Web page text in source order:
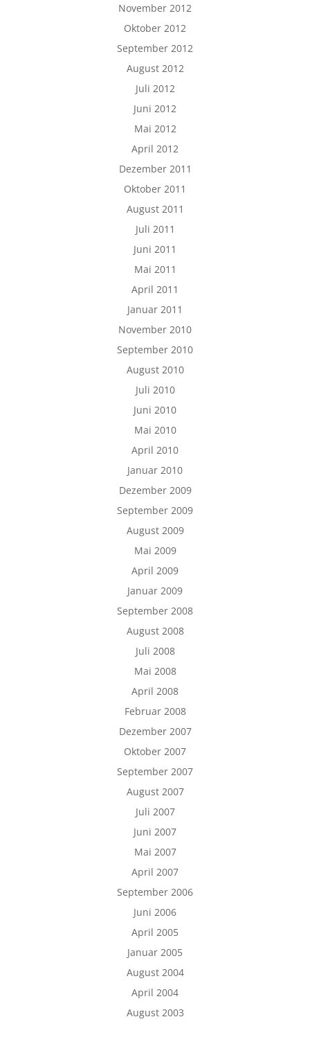
November 2012
Oktober 2012
September 2012
August 2012
Juli 2012
Juni 2012
Mai 2012
April 2012
Dezember 2011
Oktober 2011
August 2011
Juli 2011
Juni 2011
Mai 2011
April 2011
Januar 2011
November 2010
September 2010
August 2010
Juli 2010
Juni 2010
Mai 2010
April 2010
Januar 2010
Dezember 2009
September 2009
August 2009
Mai 2009
April 2009
Januar 2009
September 2008
August 2008
Juli 2008
Mai 2008
April 2008
Februar 2008
Dezember 2007
Oktober 2007
September 2007
August 2007
Juli 2007
Juni 2007
Mai 2007
April 2007
September 2006
Juni 2006
April 2005
Januar 2005
August 2004
April 2004
August 2003